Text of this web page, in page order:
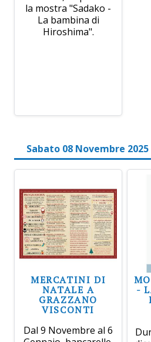
la mostra "Sadako -
La bambina di
Hiroshima".
Sabato 08 Novembre 2025
MERCATINI DI
NATALE A
GRAZZANO
VISCONTI
Dal 9 Novembre al 6
-